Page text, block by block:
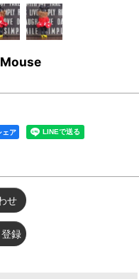
ェア
せ
録